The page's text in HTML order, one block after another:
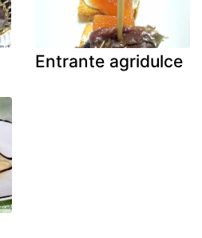
Entrante agridulce